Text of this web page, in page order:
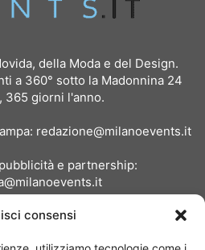
consensi
della Moda e del Design.
a 360° sotto la Madonnina 24
365 giorni l'anno.
redazione@milanoevents.it
e partnership: